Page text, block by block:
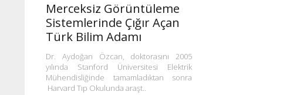
Merceksiz Görüntüleme
Sistemlerinde Çığır Açan
Türk Bilim Adamı
Dr. Aydoğan Özcan, doktorasını 2005
yılında Stanford Üniversitesi Elektrik
Mühendisliğinde tamamladıktan sonra
Harvard Tıp Okulunda araşt..